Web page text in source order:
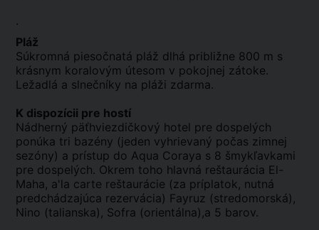
.
Pláž
Súkromná piesočnatá pláž dlhá približne 800 m s
krásnym koralovým útesom v pokojnej zátoke.
Ležadlá a slnečníky na pláži zdarma.
K dispozícii pre hostí
Nádherný päťhviezdičkový hotel pre dospelých
ponúka tri bazény (jeden vyhrievaný počas zimnej
sezóny) a prístup do Aqua Coraya s 8 šmykľavkami
pre dospelých. Okrem toho hlavná reštaurácia El-
Maha, a'la carte reštaurácie (za príplatok, nutná
predchádzajúca rezervácia) Fayruz (stredomorská),
Nino (talianska), Sofra (orientálna),a 5 barov.